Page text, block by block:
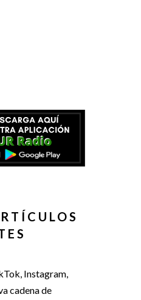
Instagram,
cadena de